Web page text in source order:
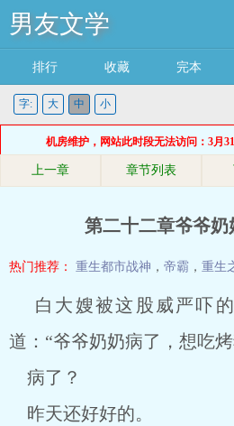
男友文学
排行 收藏 完本
字: 大 中 小
机房维护，网站此时段无法访问：3月31
上一章 章节列表
第二十二章爷爷奶
热门推荐： 重生都市战神 ， 帝霸 ， 重生
白大嫂被这股威严吓
道：“爷爷奶奶病了，想吃
病了？
昨天还好好的。